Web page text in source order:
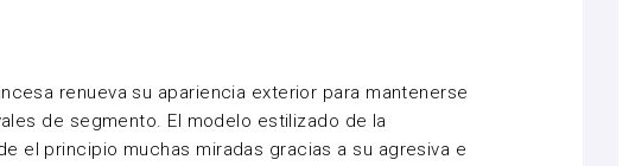
renueva su apariencia exterior para mantenerse
de segmento. El modelo estilizado de la
el principio muchas miradas gracias a su agresiva e